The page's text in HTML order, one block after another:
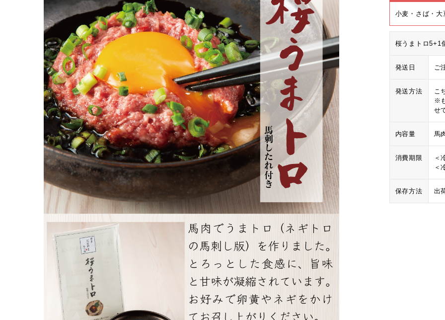
小麦・さば・大
桜うまトロ5+1
発送日 ご
発送方法
こ
※
せ
内容量 馬
消費期限
＜
＜
保存方法 出